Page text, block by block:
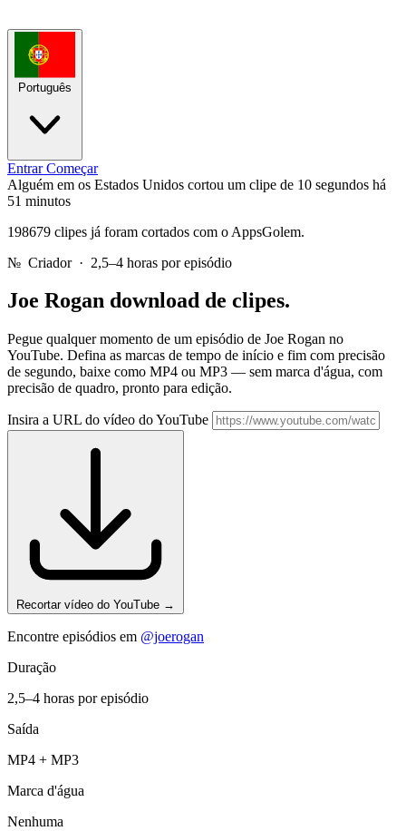
Português
EntrarComeçar
Alguém em os Estados Unidos cortou um clipe de 10 segundos há
51 minutos
198679 clipes já foram cortados com o AppsGolem.
№ Criador · 2,5–4 horas por episódio
Joe Rogan download de clipes.
Pegue qualquer momento de um episódio de Joe Rogan no
YouTube. Defina as marcas de tempo de início e fim com precisão
de segundo, baixe como MP4 ou MP3 — sem marca d'água, com
precisão de quadro, pronto para edição.
Insira a URL do vídeo do YouTube
Recortar vídeo do YouTube →
Encontre episódios em @joerogan
Duração
2,5–4 horas por episódio
Saída
MP4 + MP3
Marca d'água
Nenhuma